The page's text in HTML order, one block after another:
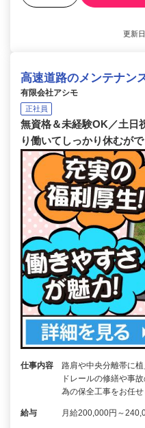
更新
高速道路のメンテナン
有限会社アシモ
正社員
無資格＆未経験OK／土日
り働いてしっかり休むが
仕事内容
路肩や中央分離帯に
ドレールの修繕や事
為の保全工事をお任
給与 月給200,000円～